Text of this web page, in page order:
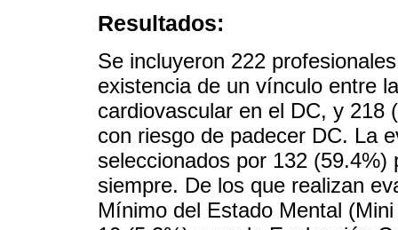
Resultados:
Se incluyeron 222
existencia de un vínculo entre
cardiovascular en el DC, y 218
con riesgo de padecer DC. La
seleccionados por 132
siempre. De los que realizan
Mínimo del Estado Mental